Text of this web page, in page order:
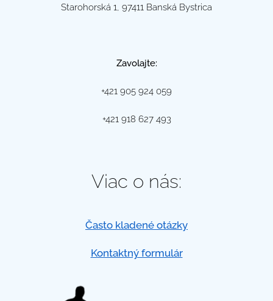
Starohorská 1, 97411 Banská Bystrica
Zavolajte:
+421 905 924 059
+421 918 627 493
Viac o nás:
Často kladené otázky
Kontaktný formulár